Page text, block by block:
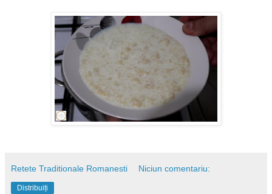
Retete Traditionale Romanesti Niciun comentariu:
Distribuiți